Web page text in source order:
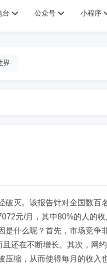
台 公众号 小程序
界
灭。该报告针对全国数
元/月，其中80%的人的
什么呢？首先，市场竞争
还在不断增长。其次，网
缩，从而使得每月的收